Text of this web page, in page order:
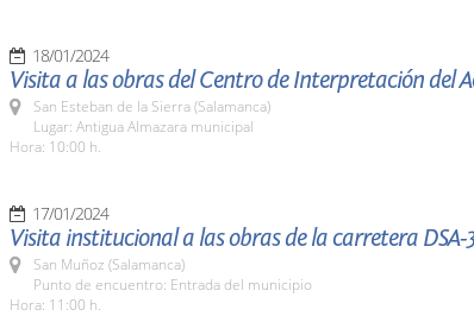
18/01/2024
Visita a las obras del Centro de Interpretación del
San Esteban de la Sierra (Salamanca)
Lugar: Antigua Almazara municipal
Hora: 10:00 h.
17/01/2024
Visita institucional a las obras de la carretera DSA-
San Muñoz (Salamanca)
Punto de encuentro: Entrada del municipio
Hora: 11:00 h.